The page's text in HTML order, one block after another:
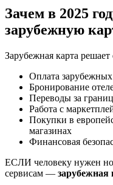
Зачем в 2025
зарубежную
Зарубежная карта решает
Оплата
Бронирование
Переводы за
Работа с
Покупки в
магазинах
Финансовая
ЕСЛИ человеку нужен
сервисам — зарубежная